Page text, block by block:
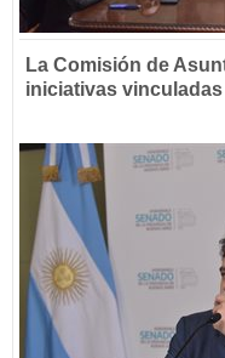
La Comisión de
iniciativas vinculadas